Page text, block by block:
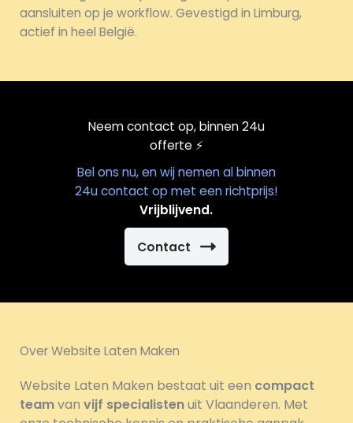
aansluiten op je workflow. Gevestigd in Limburg,
actief in heel België.
Neem contact op, binnen 24u
offerte⚡️
Bel ons nu, en wij nemen al binnen
24u contact op met een richtprijs!
Vrijblijvend.
Contact
Over Website Laten Maken
Website Laten Maken bestaat uit een compact
teamvan vijf specialistenuit Vlaanderen. Met